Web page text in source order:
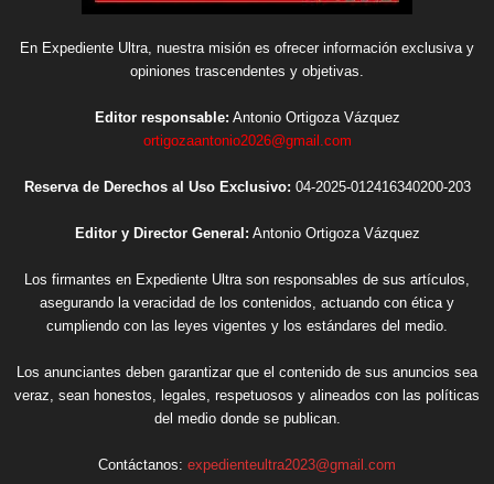
En Expediente Ultra, nuestra misión es ofrecer información exclusiva y
opiniones trascendentes y objetivas.
Editor responsable: Antonio Ortigoza Vázquez
ortigozaantonio2026@gmail.com
Reserva de Derechos al Uso Exclusivo: 04-2025-012416340200-203
Editor y Director General: Antonio Ortigoza Vázquez
Los firmantes en Expediente Ultra son responsables de sus artículos,
asegurando la veracidad de los contenidos, actuando con ética y
cumpliendo con las leyes vigentes y los estándares del medio.
Los anunciantes deben garantizar que el contenido de sus anuncios sea
veraz, sean honestos, legales, respetuosos y alineados con las políticas
del medio donde se publican.
Contáctanos: expedienteultra2023@gmail.com